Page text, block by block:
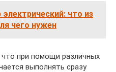
электрический: что из
чего нужен
при помощи различных
выполнять сразу